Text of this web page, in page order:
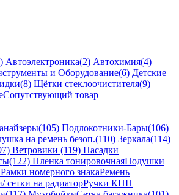
Автоэлектроника(2) Автохимия(4)
и Оборудование(6) Детские
(8) Щётки стеклоочистителя(9)
Сопутствующий товар
(105) Подлокотники-Бары(106)
на ремень безоп.(110) Зеркала(114)
Ветровики (119) Насадки
(122) Пленка тонировочнаяПодушки
номерного знакаРемень
сетки на радиаторРучки КПП